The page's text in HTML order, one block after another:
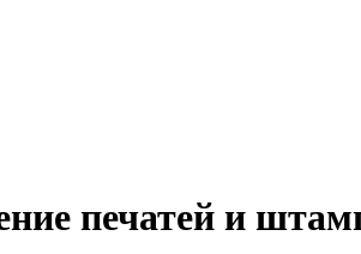
печатей и